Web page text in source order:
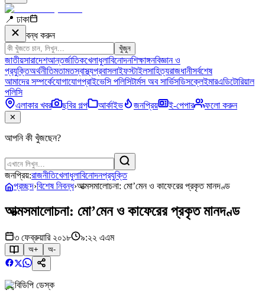
📍 ঢাকা
বন্ধ করুন
খুঁজুন
জাতীয়সারাদেশআন্তর্জাতিকখেলাধুলাবিনোদনশিক্ষাঙ্গনবিজ্ঞান ও
প্রযুক্তিঅর্থনীতিমতামতস্বাস্থ্যপ্রবাসলাইফস্টাইলসাহিত্যরাজধানীসর্বশেষ
আমাদের সম্পর্কেযোগাযোগপ্রাইভেসি পলিসিটার্মস অব সার্ভিসডিসক্লেইমারএডিটোরিয়াল
পলিসি
এলাকার খবর
ছবির গল্প আর্কাইভ জনপ্রিয় ই-পেপার ফলো করুন
✕
আপনি কী খুঁজছেন?
জনপ্রিয়:রাজনীতিখেলাধুলাবিনোদনপ্রযুক্তি
প্রচ্ছদ›বিশেষ নিবন্ধ›আত্মসমালোচনা: মো’মেন ও কাফেরের প্রকৃত মানদণ্ড
আত্মসমালোচনা: মো’মেন ও কাফেরের প্রকৃত মানদণ্ড
৩ ফেব্রুয়ারি ২০১৮ ৯:২২ এএম
অ+ অ-
বিডিপি ডেস্ক